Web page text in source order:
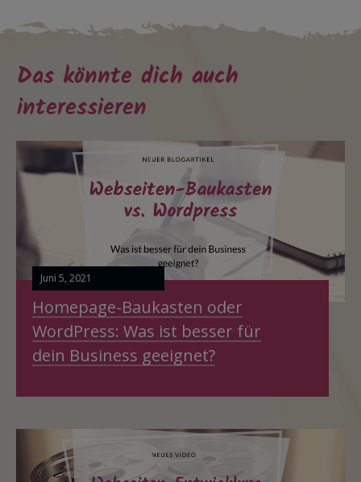
Das könnte dich auch
interessieren
Juni 5, 2021
Homepage-Baukasten oder
WordPress: Was ist besser für
dein Business geeignet?